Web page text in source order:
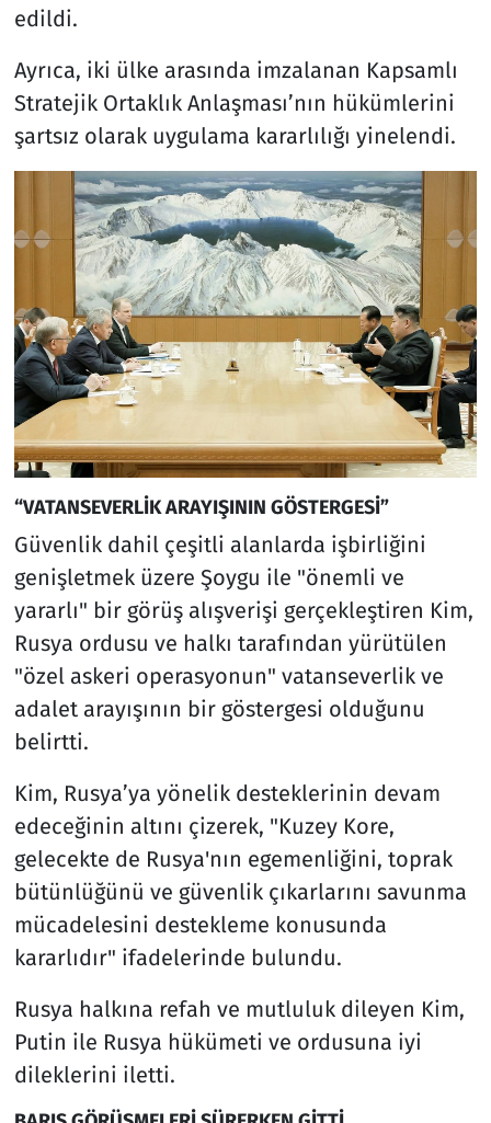
edildi.
Ayrıca, iki ülke arasında imzalanan Kapsamlı
Stratejik Ortaklık Anlaşması’nın hükümlerini
şartsız olarak uygulama kararlılığı yinelendi.
“VATANSEVERLİK ARAYIŞININ GÖSTERGESİ”
Güvenlik dahil çeşitli alanlarda işbirliğini
genişletmek üzere Şoygu ile "önemli ve
yararlı" bir görüş alışverişi gerçekleştiren Kim,
Rusya ordusu ve halkı tarafından yürütülen
"özel askeri operasyonun" vatanseverlik ve
adalet arayışının bir göstergesi olduğunu
belirtti.
Kim, Rusya’ya yönelik desteklerinin devam
edeceğinin altını çizerek, "Kuzey Kore,
gelecekte de Rusya'nın egemenliğini, toprak
bütünlüğünü ve güvenlik çıkarlarını savunma
mücadelesini destekleme konusunda
kararlıdır" ifadelerinde bulundu.
Rusya halkına refah ve mutluluk dileyen Kim,
Putin ile Rusya hükümeti ve ordusuna iyi
dileklerini iletti.